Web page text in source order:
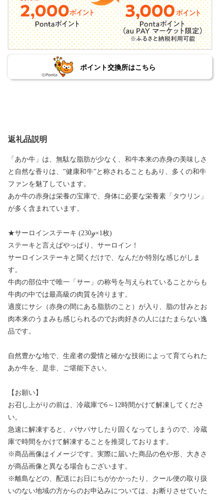
ポイント交換所はこちら
返礼品説明
「あか牛」は、無駄な脂肪が少なく、和牛本来の赤身の美味しさ
と自然な香りは、”健康和牛”と称されることもあり、多くの和牛
ファンを魅了しています。
あか牛の赤身は栄養の宝庫で、身体に必要な栄養素「タウリン」
が多く含まれています。
★サーロインステーキ (230ℊ×1枚)
ステーキと言えばやっぱり、サーロイン！
サーロインステーキと聞くだけで、なんだか特別な感じがしま
す。
牛肉の部位中で唯一「サー」の称号を与えられていることからも
牛肉の中では最高級の肉質を誇ります。
適度にサシ（赤身の間にある脂肪のこと）が入り、脂の甘みとお
肉本来のうまみも感じられるのでお肉好きの人にはたまらない逸
品です。
自然豊かな地で、生産者の愛情と確かな技術によって育てられた
あか牛を、是非、ご堪能下さい。
【お願い】
お召し上がりの前は、冷蔵庫で6～12時間かけて解凍してくださ
い。
急速に解凍すると、パサパサしたり固くなってしまうので、冷蔵
庫で時間をかけて解凍することを推奨しております。
※商品画像はイメージです。実際に届いた商品の色や形、大きさ
が商品画像と異なる場合もございます。
※離島などの、配送にお日にちがかかったり、クール便の取り扱
いのない地域の方からのお申込みについては、お断りさせていた